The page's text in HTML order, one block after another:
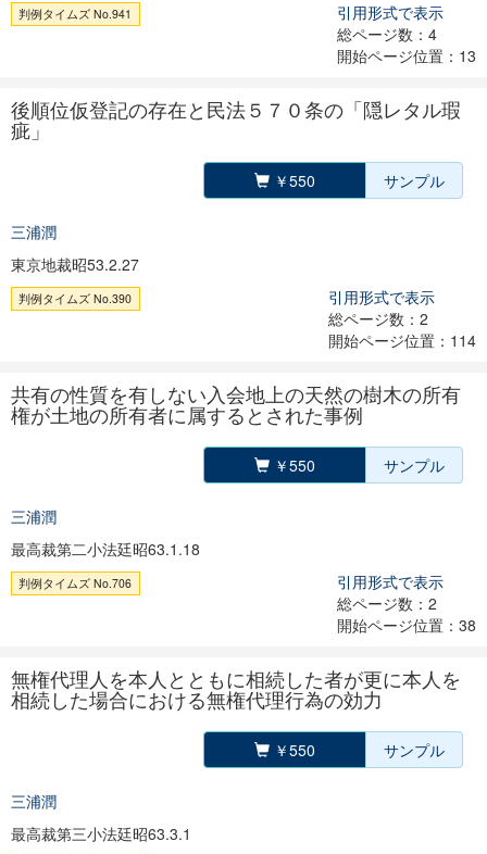
判例タイムズ No.941
引用形式で表示
総ページ数：4
開始ページ位置：13
後順位仮登記の存在と民法５７０条の「隠レタル瑕
疵」
￥550 サンプル
三浦潤
東京地裁昭53.2.27
判例タイムズ No.390
引用形式で表示
総ページ数：2
開始ページ位置：114
共有の性質を有しない入会地上の天然の樹木の所有
権が土地の所有者に属するとされた事例
￥550 サンプル
三浦潤
最高裁第二小法廷昭63.1.18
判例タイムズ No.706
引用形式で表示
総ページ数：2
開始ページ位置：38
無権代理人を本人とともに相続した者が更に本人を
相続した場合における無権代理行為の効力
￥550 サンプル
三浦潤
最高裁第三小法廷昭63.3.1